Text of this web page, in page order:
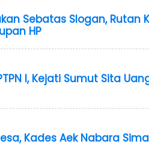
Sebatas Slogan, Rutan
HP
I, Kejati Sumut Sita
Kades Aek Nabara